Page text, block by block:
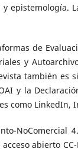
epistemología.
de
y
también es
y la
como LinkedIn,
NoComercial
abierto CC-